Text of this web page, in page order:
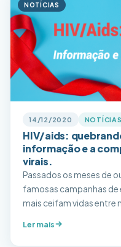
NOTÍCIAS
14/12/2020 NOTÍCIAS
HIV/aids:
informação e a
virais.
Passados os meses de
famosas campanhas
mais ceifam vidas entre
Ler mais